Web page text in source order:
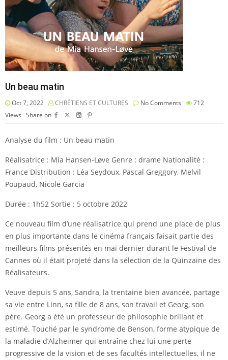
Un beau matin
Oct 7, 2022 CHRÉTIENS ET CULTURES No Comments
712
Views Share on
Analyse du film : Un beau matin
Réalisatrice : Mia Hansen-Løve Genre : drame Nationalité :
France Distribution : Léa Seydoux, Pascal Greggory, Melvil
Poupaud, Nicole Garcia
Durée : 1h52 Sortie : 5 octobre 2022
Ce nouveau film d’une réalisatrice qui prend une place de plus
en plus importante dans le cinéma français faisait partie des
meilleurs films présentés en mai dernier durant le Festival de
Cannes où il était projeté dans la sélection de la Quinzaine des
Réalisateurs.
Veuve depuis 5 ans, Sandra, la trentaine bien avancée, partage
sa vie entre Linn, sa fille de 8 ans, son travail et Georg, son
père. Georg a été un professeur de philosophie brillant et
estimé. Touché par le syndrome de Benson, forme atypique de
la maladie d’Alzheimer qui entraîne chez lui une perte
progressive de la vision et de ses facultés intellectuelles, il ne